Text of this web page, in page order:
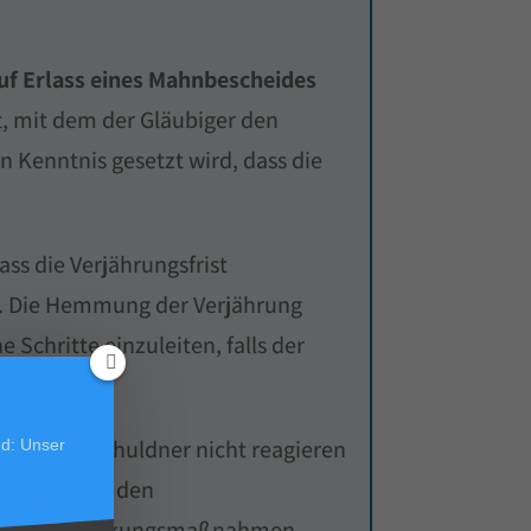
Erlass eines Mahnbescheides
mit dem der Gläubiger den
Kenntnis gesetzt wird, dass die
die Verjährungsfrist
Hemmung der Verjährung
Schritte einzuleiten, falls der
der Schuldner nicht reagieren
den
Unser